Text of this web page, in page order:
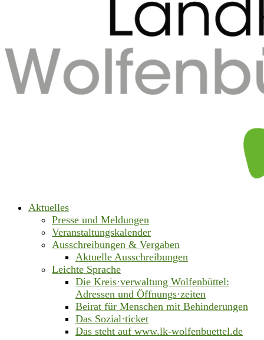
Aktuelles
Presse und Meldungen
Veranstaltungskalender
Ausschreibungen & Vergaben
Aktuelle Ausschreibungen
Leichte Sprache
Die Kreis·verwaltung Wolfenbüttel:
Adressen und Öffnungs·zeiten
Beirat für Menschen mit Behinderungen
Das Sozial·ticket
Das steht auf www.lk-wolfenbuettel.de